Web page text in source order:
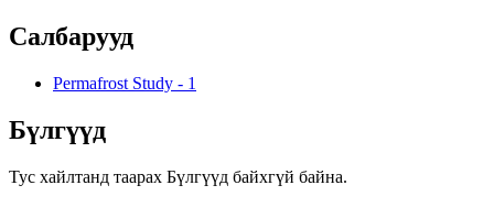
Салбарууд
Permafrost Study - 1
Бүлгүүд
Тус хайлтанд таарах Бүлгүүд байхгүй байна.